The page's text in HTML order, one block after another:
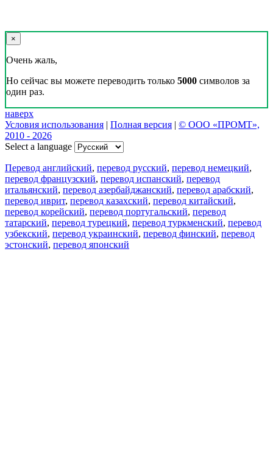
×
Очень жаль,
Но сейчас вы можете переводить только 5000 символов за
один раз.
наверх
Условия использования | Полная версия | © ООО «ПРОМТ»,
2010 - 2026
Select a language
Перевод английский, перевод русский, перевод немецкий,
перевод французский, перевод испанский, перевод
итальянский, перевод азербайджанский, перевод арабский,
перевод иврит, перевод казахский, перевод китайский,
перевод корейский, перевод португальский, перевод
татарский, перевод турецкий, перевод туркменский, перевод
узбекский, перевод украинский, перевод финский, перевод
эстонский, перевод японский